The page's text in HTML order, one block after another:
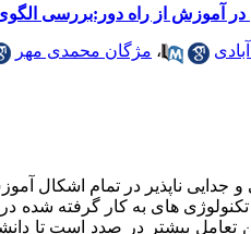
در آموزش از راه دور:بررسی
، مژگان محمدی مهر
و جدایی ناپذیر در تمام اشکال
تکنولوژی های به کار گرفته
تعامل بیشتر در صدد است تا